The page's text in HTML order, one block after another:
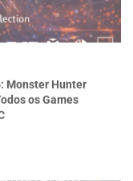
Hunter
os Games